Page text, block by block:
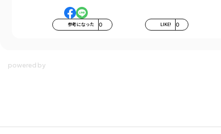
参考になった 0 LIKE! 0